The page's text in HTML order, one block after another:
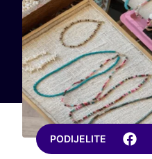
PODIJELITE